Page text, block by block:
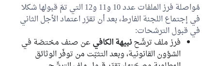
مُواصلة فرز الملفات عدد 10 و11 و12 التي تمّ قبولها شكلا
في إجتماع اللجنة الفارط، بعد أن تقرّر اعتماد الأجل الثاني
في قبول الترشحات:
فرز ملف ترشّحنبيهة الكافي عن صنف مختصّة في
الشؤون القانونية، وبعد التثبّت من توفّر الوثائق